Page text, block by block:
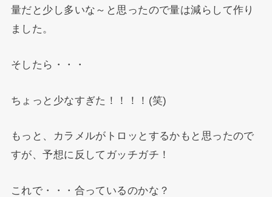
量だと少し多いな～と思ったので量は減らして作り
ました。
そしたら・・・
ちょっと少なすぎた！！！！(笑)
もっと、カラメルがトロッとするかもと思ったので
すが、予想に反してガッチガチ！
これで・・・合っているのかな？